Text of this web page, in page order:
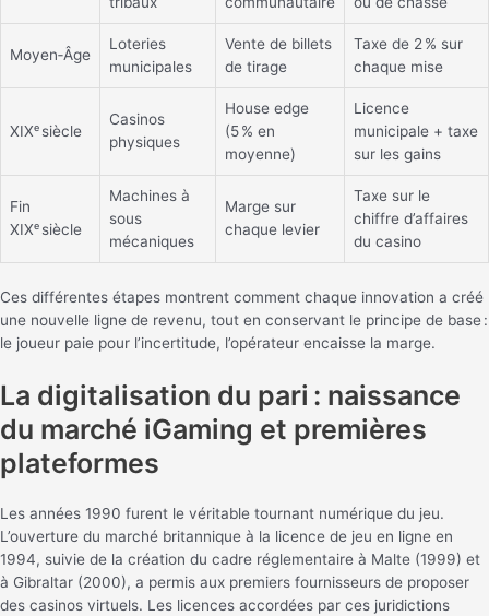
Moyen‑Âge
Loteries
municipales
Vente de billets
de tirage
Taxe de 2 % sur
chaque mise
XIXᵉ siècle
Casinos
physiques
House edge
(5 % en
moyenne)
Licence
municipale + taxe
sur les gains
Fin
XIXᵉ siècle
Machines à
sous
mécaniques
Marge sur
chaque levier
Taxe sur le
chiffre d’affaires
du casino
Ces différentes étapes montrent comment chaque innovation a créé
une nouvelle ligne de revenu, tout en conservant le principe de base :
le joueur paie pour l’incertitude, l’opérateur encaisse la marge.
La digitalisation du pari : naissance
du marché iGaming et premières
plateformes
Les années 1990 furent le véritable tournant numérique du jeu.
L’ouverture du marché britannique à la licence de jeu en ligne en
1994, suivie de la création du cadre réglementaire à Malte (1999) et
à Gibraltar (2000), a permis aux premiers fournisseurs de proposer
des casinos virtuels. Les licences accordées par ces juridictions